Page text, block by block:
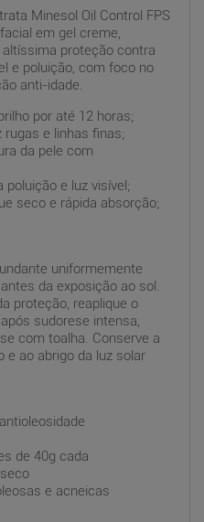
Minesol Oil Control FPS
em gel creme,
proteção contra
e poluição, com foco no
anti-idade.
por até 12 horas;
rugas e linhas finas;
da pele com
poluição e luz visível;
seco e rápida absorção;
uniformemente
da exposição ao sol.
proteção, reaplique o
sudorese intensa,
com toalha. Conserve a
e ao abrigo da luz solar
de 40g cada
e acneicas